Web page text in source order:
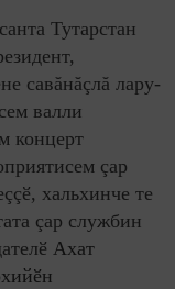
Тутарстан
савăнăçлă лару-
валли
концерт
çар
хальхинче те
çар службин
Ахат